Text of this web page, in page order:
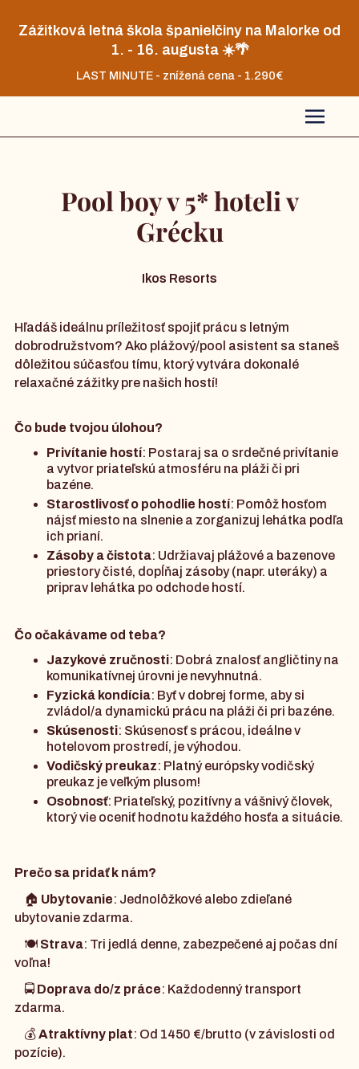
Zážitková letná škola španielčiny na Malorke od
1. - 16. augusta ☀️🌴
LAST MINUTE - znížená cena - 1.290€
Pool boy v 5* hoteli v
Grécku
Ikos Resorts
Hľadáš ideálnu príležitosť spojiť prácu s letným
dobrodružstvom? Ako plážový/pool asistent sa staneš
dôležitou súčasťou tímu, ktorý vytvára dokonalé
relaxačné zážitky pre našich hostí!
Čo bude tvojou úlohou?
Privítanie hostí: Postaraj sa o srdečné privítanie
a vytvor priateľskú atmosféru na pláži či pri
bazéne.
Starostlivosť o pohodlie hostí: Pomôž hosťom
nájsť miesto na slnenie a zorganizuj lehátka podľa
ich prianí.
Zásoby a čistota: Udržiavaj plážové a bazenove
priestory čisté, dopĺňaj zásoby (napr. uteráky) a
priprav lehátka po odchode hostí.
Čo očakávame od teba?
Jazykové zručnosti: Dobrá znalosť angličtiny na
komunikatívnej úrovni je nevyhnutná.
Fyzická kondícia: Byť v dobrej forme, aby si
zvládol/a dynamickú prácu na pláži či pri bazéne.
Skúsenosti: Skúsenosť s prácou, ideálne v
hotelovom prostredí, je výhodou.
Vodičský preukaz: Platný európsky vodičský
preukaz je veľkým plusom!
Osobnosť: Priateľský, pozitívny a vášnivý človek,
ktorý vie oceniť hodnotu každého hosťa a situácie.
Prečo sa pridať k nám?
🏠 Ubytovanie: Jednolôžkové alebo zdieľané
ubytovanie zdarma.
🍽️ Strava: Tri jedlá denne, zabezpečené aj počas dní
voľna!
🚍 Doprava do/z práce: Každodenný transport
zdarma.
💰Atraktívny plat: Od 1450 €/brutto (v závislosti od
pozície).